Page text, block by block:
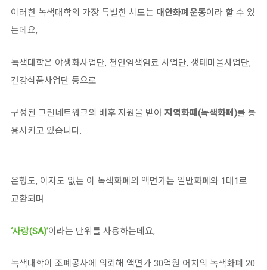
이러한 녹색대학의 가장 특별한 시도는 대안화폐운동이라 할 수 있
는데요,
녹색대학은 야생화사업단, 천연염색염료 사업단, 생태마을사업단,
건강식품사업단 등으로
구성된 그린네트워크의 배후 지원을 받아 지역화폐(녹색화폐)를 통
용시키고 있습니다.
은행도, 이자도 없는 이 녹색화폐의 액면가는 일반화폐와 1대1로
교환되며
‘사랑(SA)’이라는 단위를 사용하는데요,
녹색대학이 조폐공사에 의뢰해 액면가 30억원 어치의 녹색화폐 20